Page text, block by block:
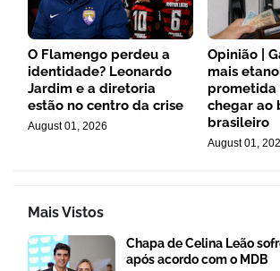
O Flamengo perdeu a
identidade? Leonardo
Jardim e a diretoria
estão no centro da crise
August 01, 2026
Opinião |
mais
prometida
chegar ao
brasileiro
August 01,
Mais Vistos
Chapa de Celina Leão
após acordo com o MDB